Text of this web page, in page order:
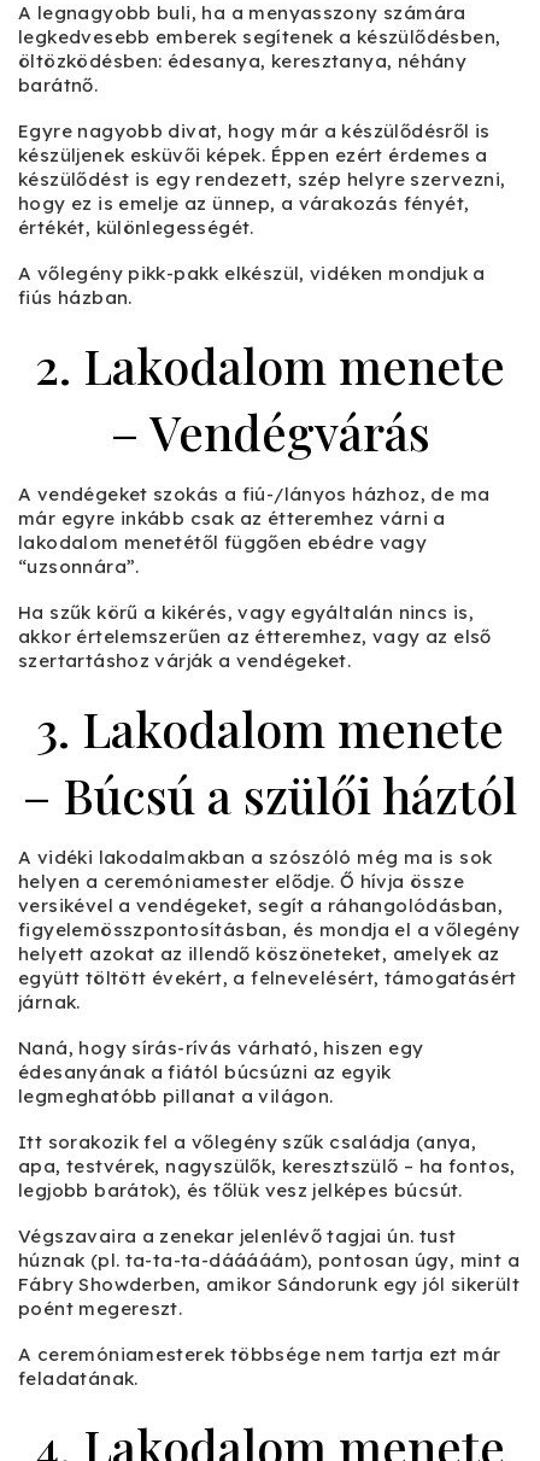
A legnagyobb buli, ha a menyasszony számára
legkedvesebb emberek segítenek a készülődésben,
öltözködésben: édesanya, keresztanya, néhány
barátnő.
Egyre nagyobb divat, hogy már a készülődésről is
készüljenek esküvői képek. Éppen ezért érdemes a
készülődést is egy rendezett, szép helyre szervezni,
hogy ez is emelje az ünnep, a várakozás fényét,
értékét, különlegességét.
A vőlegény pikk-pakk elkészül, vidéken mondjuk a
fiús házban.
2. Lakodalom menete
– Vendégvárás
A vendégeket szokás a fiú-/lányos házhoz, de ma
már egyre inkább csak az étteremhez várni a
lakodalom menetétől függően ebédre vagy
“uzsonnára”.
Ha szűk körű a kikérés, vagy egyáltalán nincs is,
akkor értelemszerűen az étteremhez, vagy az első
szertartáshoz várják a vendégeket.
3. Lakodalom menete
– Búcsú a szülői háztól
A vidéki lakodalmakban a szószóló még ma is sok
helyen a ceremóniamester elődje. Ő hívja össze
versikével a vendégeket, segít a ráhangolódásban,
figyelemösszpontosításban, és mondja el a vőlegény
helyett azokat az illendő köszöneteket, amelyek az
együtt töltött évekért, a felnevelésért, támogatásért
járnak.
Naná, hogy sírás-rívás várható, hiszen egy
édesanyának a fiától búcsúzni az egyik
legmeghatóbb pillanat a világon.
Itt sorakozik fel a vőlegény szűk családja (anya,
apa, testvérek, nagyszülők, keresztszülő – ha fontos,
legjobb barátok), és tőlük vesz jelképes búcsút.
Végszavaira a zenekar jelenlévő tagjai ún. tust
húznak (pl. ta-ta-ta-dááááám), pontosan úgy, mint a
Fábry Showderben, amikor Sándorunk egy jól sikerült
poént megereszt.
A ceremóniamesterek többsége nem tartja ezt már
feladatának.
4. Lakodalom menete